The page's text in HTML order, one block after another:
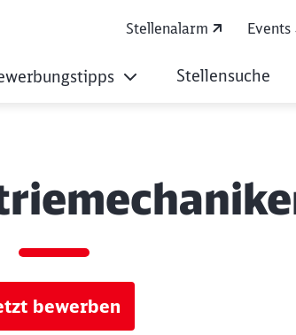
Stellenalarm Events
Stellensuche
bewerben